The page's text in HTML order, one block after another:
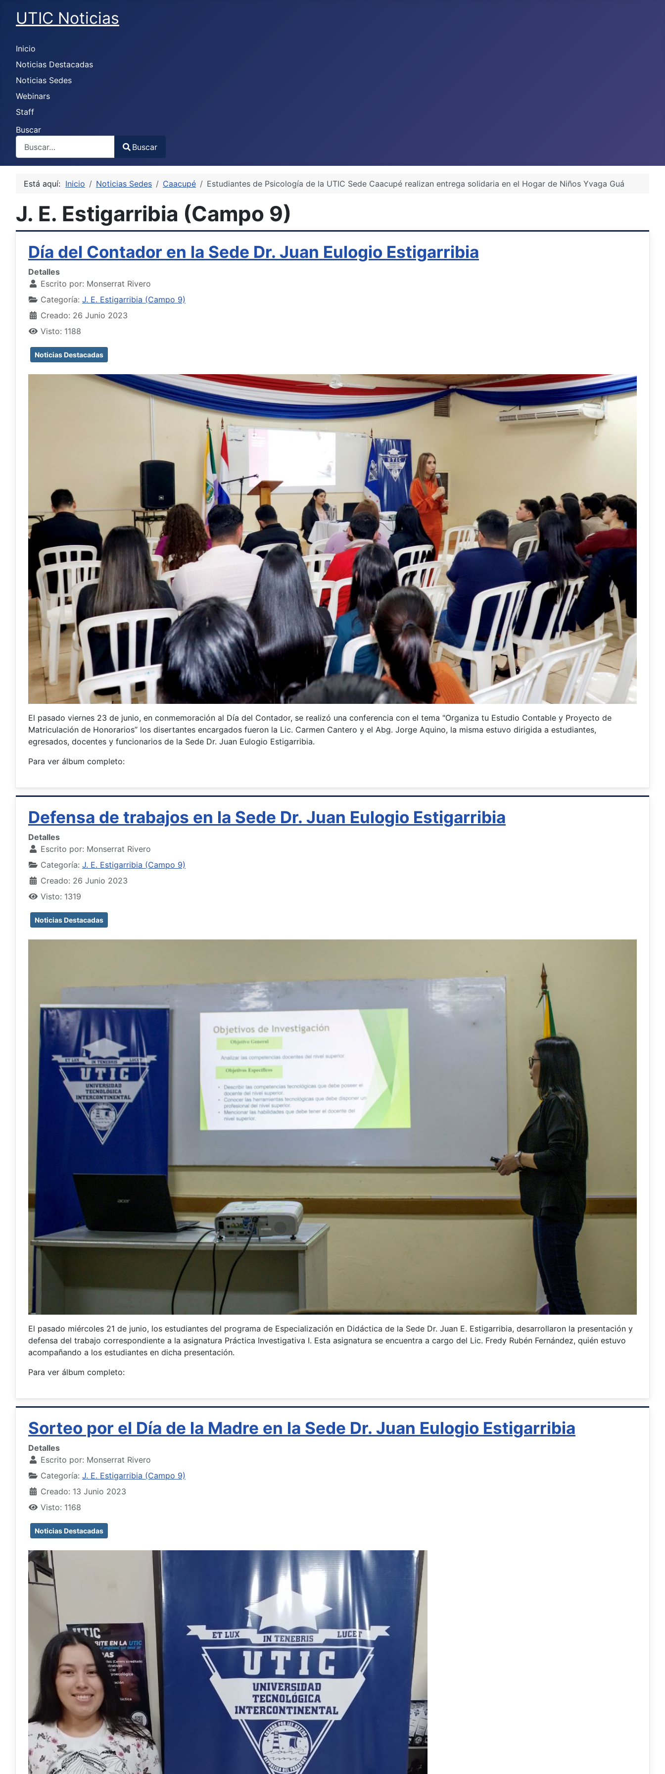
UTIC Noticias
Inicio
Noticias Destacadas
Noticias Sedes
Webinars
Staff
Buscar
Type 2 or more characters for results.
Buscar
Está aquí: Inicio Noticias Sedes Caacupé Estudiantes de Psicología de la UTIC Sede Caacupé realizan entrega solidaria en el Hogar de Niños Yvaga Guá
J. E. Estigarribia (Campo 9)
Día del Contador en la Sede Dr. Juan Eulogio Estigarribia
Detalles
Escrito por: Monserrat Rivero
Categoría: J. E. Estigarribia (Campo 9)
Creado: 26 Junio 2023
Visto: 1188
Noticias Destacadas
El pasado viernes 23 de junio, en conmemoración al Día del Contador, se realizó una conferencia con el tema "Organiza tu Estudio Contable y Proyecto de
Matriculación de Honorarios” los disertantes encargados fueron la Lic. Carmen Cantero y el Abg. Jorge Aquino, la misma estuvo dirigida a estudiantes,
egresados, docentes y funcionarios de la Sede Dr. Juan Eulogio Estigarribia.
Para ver álbum completo:
Defensa de trabajos en la Sede Dr. Juan Eulogio Estigarribia
Detalles
Escrito por: Monserrat Rivero
Categoría: J. E. Estigarribia (Campo 9)
Creado: 26 Junio 2023
Visto: 1319
Noticias Destacadas
El pasado miércoles 21 de junio, los estudiantes del programa de Especialización en Didáctica de la Sede Dr. Juan E. Estigarribia, desarrollaron la presentación y
defensa del trabajo correspondiente a la asignatura Práctica Investigativa I. Esta asignatura se encuentra a cargo del Lic. Fredy Rubén Fernández, quién estuvo
acompañando a los estudiantes en dicha presentación.
Para ver álbum completo:
Sorteo por el Día de la Madre en la Sede Dr. Juan Eulogio Estigarribia
Detalles
Escrito por: Monserrat Rivero
Categoría: J. E. Estigarribia (Campo 9)
Creado: 13 Junio 2023
Visto: 1168
Noticias Destacadas